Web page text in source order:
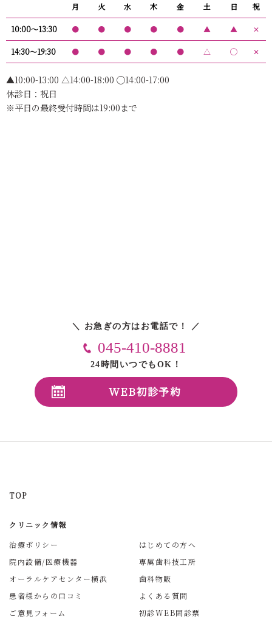
月 火 水 木 金 土 日 祝
10:00〜13:30 ● ● ● ● ● ▲ ▲ ✕
14:30〜19:30 ● ● ● ● ● △ ◯ ✕
▲10:00-13:00 △14:00-18:00 ◯14:00-17:00
休診日：祝日
※平日の最終受付時間は19:00まで
＼ お急ぎの方はお電話で！ ／
045-410-8881
24時間いつでもOK！
WEB初診予約
TOP
クリニック情報
治療ポリシー
はじめての方へ
院内設備/医療機器
専属歯科技工所
オーラルケアセンター横浜
歯科物販
患者様からの口コミ
よくある質問
ご意見フォーム
初診WEB問診票